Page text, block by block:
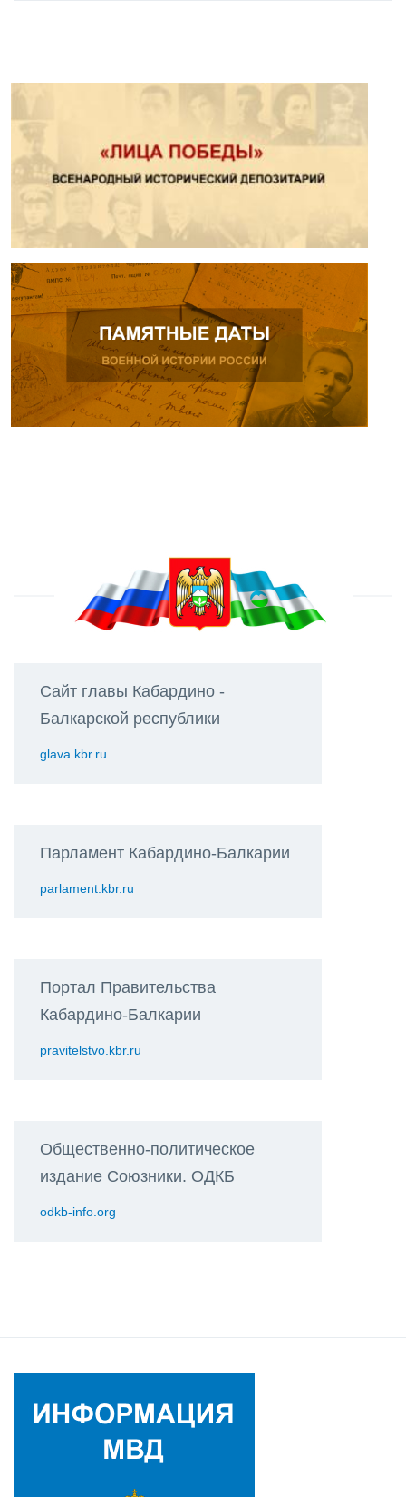
Сайт главы Кабардино -
Балкарской республики
glava.kbr.ru
Парламент Кабардино-Балкарии
parlament.kbr.ru
Портал Правительства
Кабардино-Балкарии
pravitelstvo.kbr.ru
Общественно-политическое
издание Союзники. ОДКБ
odkb-info.org